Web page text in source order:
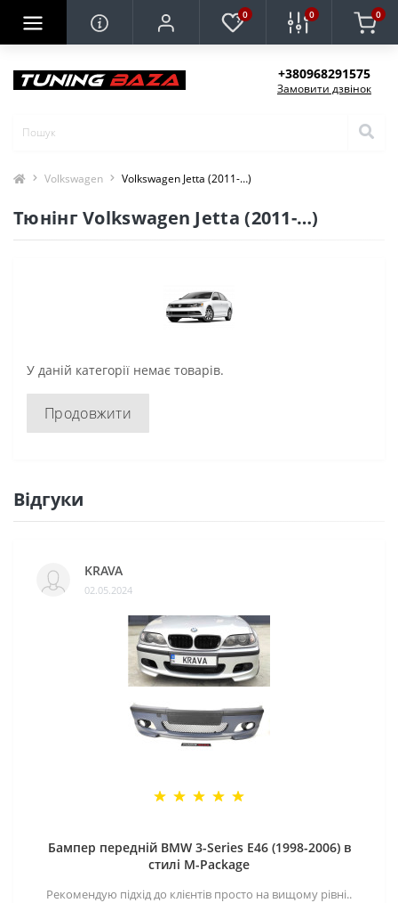
0 0 0
+380968291575
Замовити дзвінок
Volkswagen Volkswagen Jetta (2011-…)
Тюнінг Volkswagen Jetta (2011-…)
У даній категорії немає товарів.
Продовжити
Відгуки
KRAVA
02.05.2024
Бампер передній BMW 3-Series E46 (1998-2006) в
стилі M-Package
Рекомендую підхід до клієнтів просто на вищому рівні..